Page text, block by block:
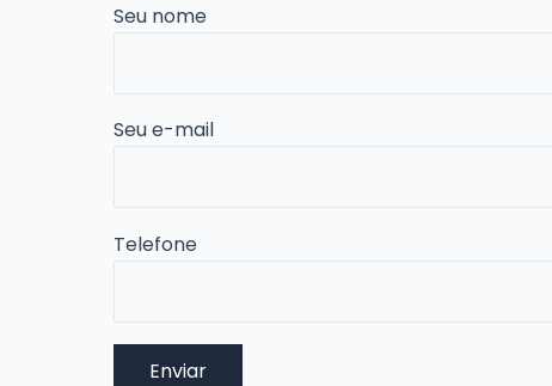
Seu nome
Seu e-mail
Telefone